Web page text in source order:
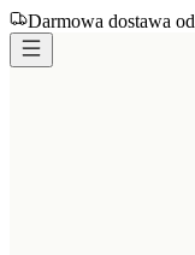
Darmowa dostawa od